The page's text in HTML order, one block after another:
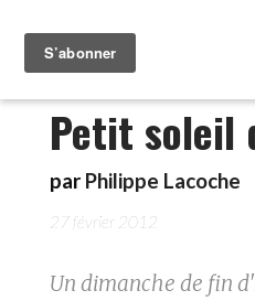
Petit soleil
par Philippe Lacoche
27 février 2012
Un dimanche de fin